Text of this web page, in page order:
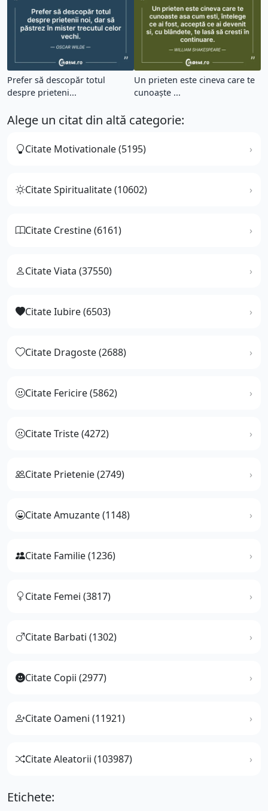
Prefer să descopăr totul
despre prieteni...
Un prieten este cineva care te
cunoaște ...
Alege un citat din altă categorie:
Citate Motivationale (5195)
Citate Spiritualitate (10602)
Citate Crestine (6161)
Citate Viata (37550)
Citate Iubire (6503)
Citate Dragoste (2688)
Citate Fericire (5862)
Citate Triste (4272)
Citate Prietenie (2749)
Citate Amuzante (1148)
Citate Familie (1236)
Citate Femei (3817)
Citate Barbati (1302)
Citate Copii (2977)
Citate Oameni (11921)
Citate Aleatorii (103987)
Etichete: